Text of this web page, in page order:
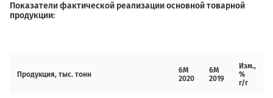
Показатели фактической реализации основной товарной
продукции:
Продукция, тыс. тонн
6М
2020
6М
2019
Изм.,
%
г/г